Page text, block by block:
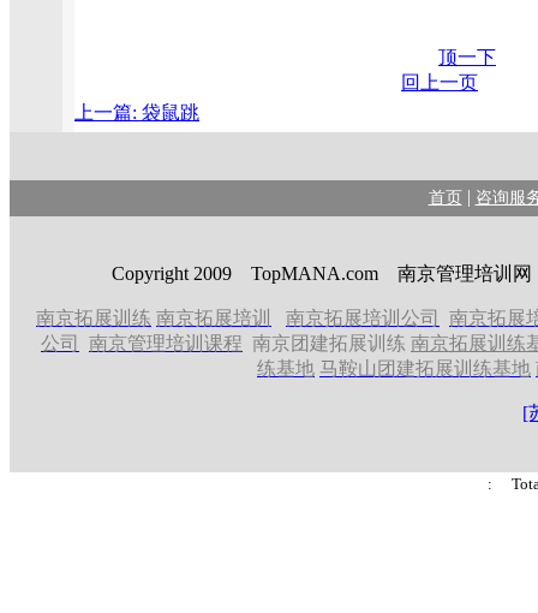
顶一下
回上一页
上一篇: 袋鼠跳
首页 | 咨询服
Copyright 2009 TopMANA.com 南京管理培训网
南京拓展训练 南京拓展培训 南京拓展培训公司
南京拓展
公司
南京管理培训课程 南京团建拓展训练 南京拓展训练
练基地 马鞍山团建拓展训练基地
[
: